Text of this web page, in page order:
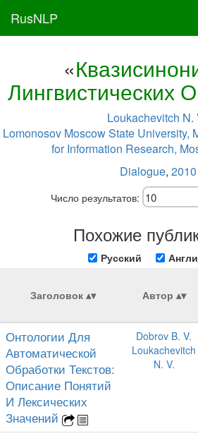
RusNLP
«
Лингвистических
Loukachevitch N.
Lomonosov Moscow State University,
for Information Research,
Dialogue, 2010
Число результатов:
Похожие
Русский
Заголовок Автор
Онтологии Для
Автоматической
Обработки Текстов:
Описание Понятий
И Лексических
Значений
Dobrov B. V.
Loukachevitch
N. V.